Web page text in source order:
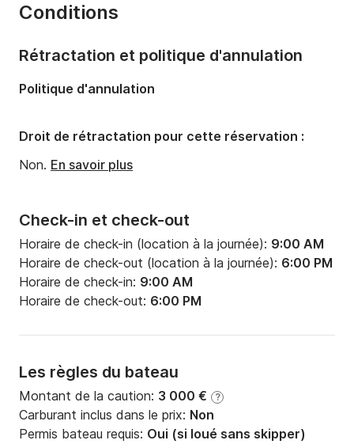
Capacité à bord:
Conditions
Check-in et check-out
Horaire de check-in (location à la journée): 9:00 AM
Horaire de check-out (location à la journée): 6:00 PM
Horaire de check-in: 9:00 AM
Horaire de check-out: 6:00 PM
Les règles du bateau
Montant de la caution: 3 000 € ?
Carburant inclus dans le prix: Non
Permis bateau requis: Oui (si loué sans skipper)
Rétractation et politique d'annulation
Politique d'annulation
Droit de rétractation pour cette réservation :
Non. En savoir plus